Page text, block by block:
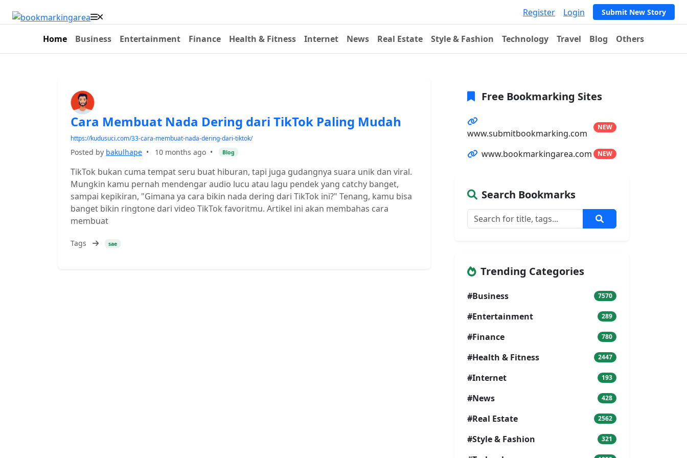
Register Login Submit New Story
Home Business Entertainment Finance Health & Fitness Internet News Real Estate Style & Fashion Technology Travel Blog Others
Cara Membuat Nada Dering dari TikTok Paling Mudah
https://kudusuci.com/33-cara-membuat-nada-dering-dari-tiktok/
Posted by bakulhape • 10 months ago • Blog
TikTok bukan cuma tempat seru buat hiburan, tapi juga gudangnya suara unik dan viral.
Mungkin kamu pernah mendengar audio lucu atau lagu pendek yang catchy banget,
sampai kepikiran, "Gimana ya cara bikin nada dering dari TikTok ini?" Tenang, kamu bisa
banget bikin ringtone dari video TikTok favoritmu. Artikel ini akan membahas cara
membuat
Tags sae
Free Bookmarking Sites
www.submitbookmarking.com
NEW
www.bookmarkingarea.com NEW
Search Bookmarks
Trending Categories
#Business 7570
#Entertainment 289
#Finance 780
#Health & Fitness 2447
#Internet 193
#News 428
#Real Estate 2562
#Style & Fashion 321